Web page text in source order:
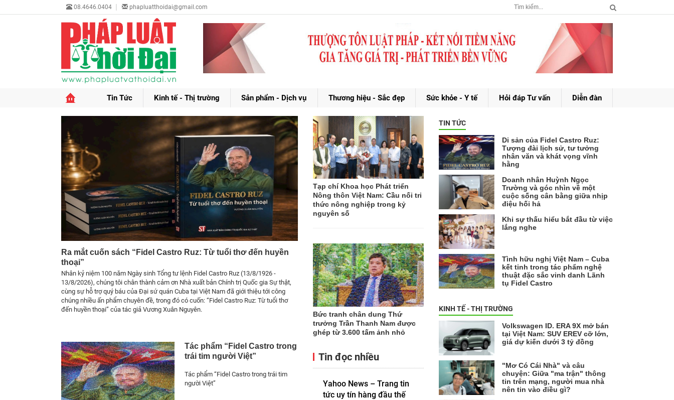
08.4646.0404 phapluatthoidai@gmail.com
Tin Tức Kinh tế - Thị trường Sản phẩm - Dịch vụ Thương hiệu - Sắc đẹp Sức khỏe - Y tế Hỏi đáp Tư vấn Diễn đàn
Ra mắt cuốn sách “Fidel Castro Ruz: Từ tuổi thơ đến huyền
thoại”
Nhân kỷ niệm 100 năm Ngày sinh Tổng tư lệnh Fidel Castro Ruz (13/8/1926 -
13/8/2026), chúng tôi chân thành cảm ơn Nhà xuất bản Chính trị Quốc gia Sự thật,
cùng sự hỗ trợ quý báu của Đại sứ quán Cuba tại Việt Nam đã giới thiệu tới công
chúng nhiều ấn phẩm chuyên đề, trong đó có cuốn: “Fidel Castro Ruz: Từ tuổi thơ
đến huyền thoại” của tác giả Vương Xuân Nguyên.
Tạp chí Khoa học Phát triển
Nông thôn Việt Nam: Cầu nối tri
thức nông nghiệp trong kỷ
nguyên số
Bức tranh chân dung Thứ
trưởng Trần Thanh Nam được
ghép từ 3.600 tấm ảnh nhỏ
Tác phẩm “Fidel Castro trong
trái tim người Việt”
Tác phẩm “Fidel Castro trong trái tim
người Việt”
Tin đọc nhiều
Yahoo News – Trang tin
tức uy tín hàng đầu thế
TIN TỨC
Di sản của Fidel Castro Ruz:
Tượng đài lịch sử, tư tưởng
nhân văn và khát vọng vĩnh
hằng
Doanh nhân Huỳnh Ngọc
Trường và góc nhìn về một
cuộc sống cân bằng giữa nhịp
điệu hối hả
Khi sự thấu hiểu bắt đầu từ việc
lắng nghe
Tình hữu nghị Việt Nam – Cuba
kết tinh trong tác phẩm nghệ
thuật đặc sắc vinh danh Lãnh
tụ Fidel Castro
KINH TẾ - THỊ TRƯỜNG
Volkswagen ID. ERA 9X mở bán
tại Việt Nam: SUV EREV cỡ lớn,
giá dự kiến dưới 3 tỷ đồng
"Mơ Có Cái Nhà" và câu
chuyện: Giữa "ma trận" thông
tin trên mạng, người mua nhà
nên tin vào điều gì?